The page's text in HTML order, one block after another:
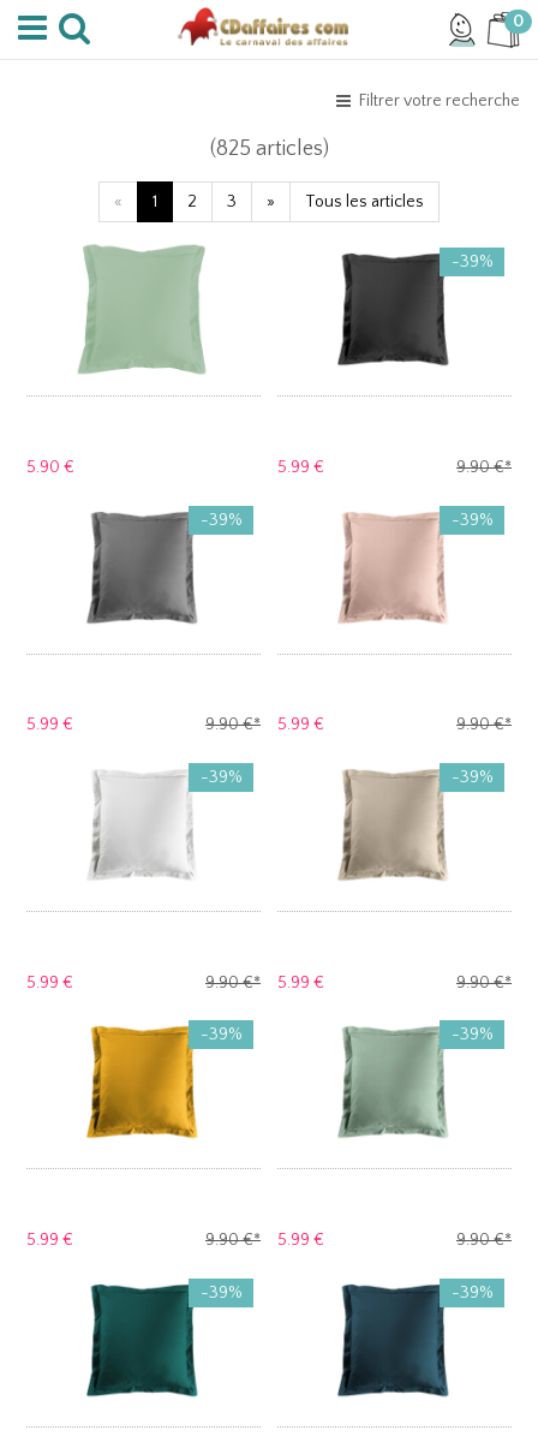
0
Filtrer votre recherche
(825 articles)
« 1 2 3 » Tous les articles
5.90 €
-39%
9.90 €*
5.99 €
-39%
9.90 €*
5.99 €
-39%
9.90 €*
5.99 €
-39%
9.90 €*
5.99 €
-39%
9.90 €*
5.99 €
-39%
9.90 €*
5.99 €
-39%
9.90 €*
5.99 €
-39% -39%